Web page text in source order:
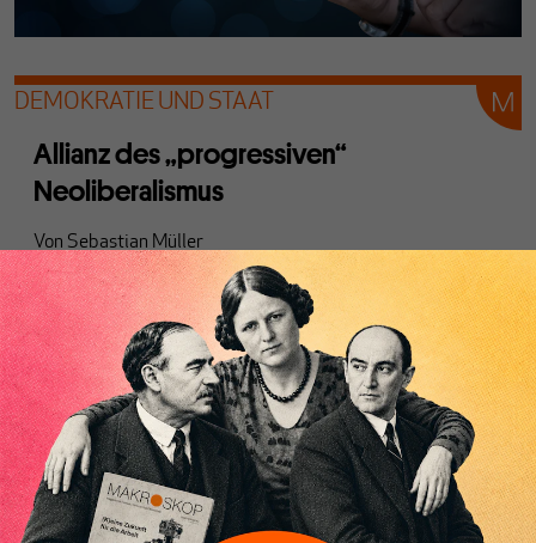
DEMOKRATIE UND STAAT
Allianz des „progressiven“
Neoliberalismus
Von Sebastian Müller
Linksliberal, sozialliberal, progressiv? Wie die
korrumpierte Linke dem Neoliberalismus ein neues
Gewand gibt.